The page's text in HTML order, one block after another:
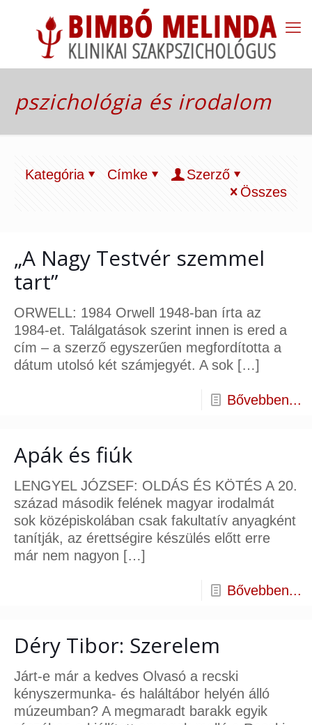
pszichológia és irodalom
Kategória Címke
Szerző
Összes
„A Nagy Testvér szemmel
tart”
ORWELL: 1984 Orwell 1948-ban írta az
1984-et. Találgatások szerint innen is ered a
cím – a szerző egyszerűen megfordította a
dátum utolsó két számjegyét. A sok […]
Bővebben...
Apák és fiúk
LENGYEL JÓZSEF: OLDÁS ÉS KÖTÉS A 20.
század második felének magyar irodalmát
sok középiskolában csak fakultatív anyagként
tanítják, az érettségire készülés előtt erre
már nem nagyon […]
Bővebben...
Déry Tibor: Szerelem
Járt-e már a kedves Olvasó a recski
kényszermunka- és haláltábor helyén álló
múzeumban? A megmaradt barakk egyik